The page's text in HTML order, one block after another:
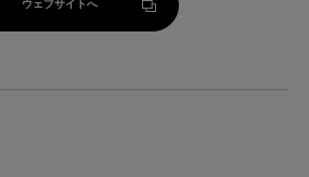
ウェブサイトへ
ウェブサイトへ